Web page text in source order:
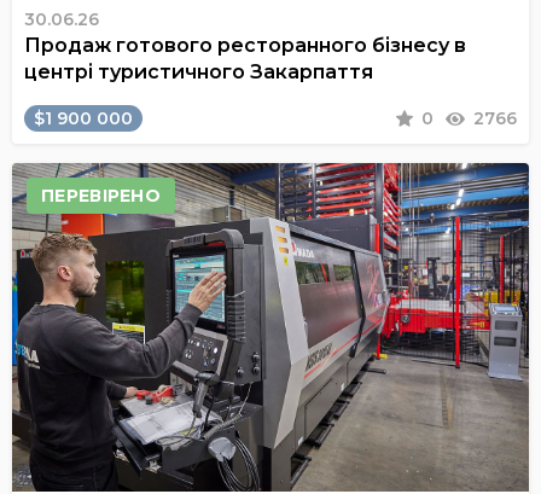
30.06.26
Продаж готового ресторанного бізнесу в
центрі туристичного Закарпаття
$1 900 000 0 2766
ПЕРЕВІРЕНО